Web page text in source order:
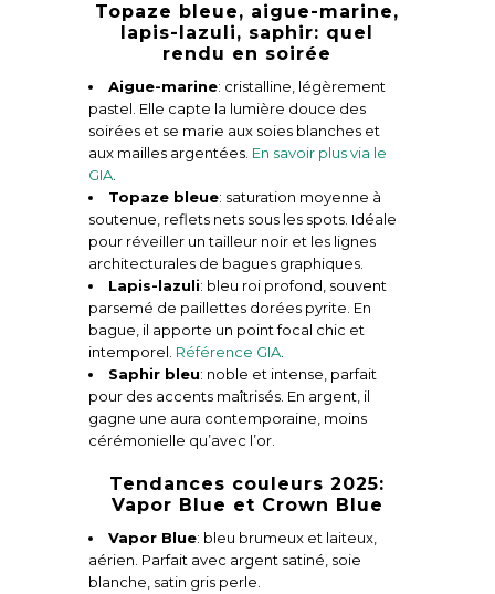
Topaze bleue, aigue-marine,
lapis-lazuli, saphir: quel
rendu en soirée
Aigue-marine: cristalline, légèrement
pastel. Elle capte la lumière douce des
soirées et se marie aux soies blanches et
aux mailles argentées. En savoir plus via le
GIA
Topaze bleue: saturation moyenne à
soutenue, reflets nets sous les spots. Idéale
pour réveiller un tailleur noir et les lignes
architecturales de bagues graphiques.
Lapis-lazuli: bleu roi profond, souvent
parsemé de paillettes dorées pyrite. En
bague, il apporte un point focal chic et
intemporel. Référence GIA
Saphir bleu: noble et intense, parfait
pour des accents maîtrisés. En argent, il
gagne une aura contemporaine, moins
cérémonielle qu’avec l’or.
Tendances couleurs 2025:
Vapor Blue et Crown Blue
Vapor Blue: bleu brumeux et laiteux,
aérien. Parfait avec argent satiné, soie
blanche, satin gris perle.